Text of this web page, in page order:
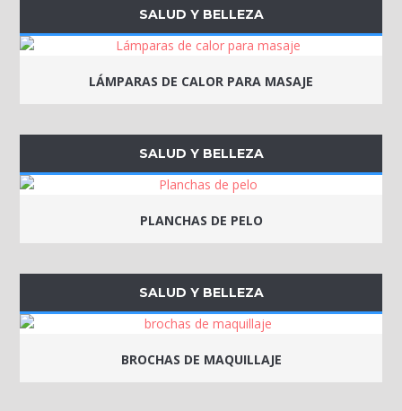
SALUD Y BELLEZA
LÁMPARAS DE CALOR PARA MASAJE
SALUD Y BELLEZA
PLANCHAS DE PELO
SALUD Y BELLEZA
BROCHAS DE MAQUILLAJE